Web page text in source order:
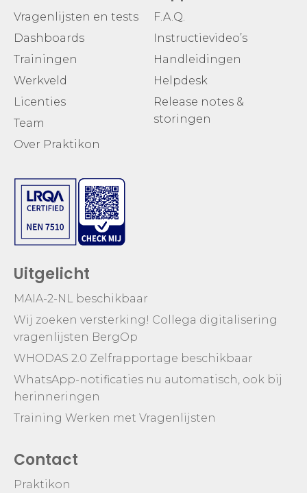
Vragenlijsten en tests
Dashboards
Trainingen
Werkveld
Licenties
Team
Over Praktikon
F.A.Q.
Instructievideo’s
Handleidingen
Helpdesk
Release notes &
storingen
Uitgelicht
MAIA-2-NL beschikbaar
Wij zoeken versterking! Collega digitalisering
vragenlijsten BergOp
WHODAS 2.0 Zelfrapportage beschikbaar
WhatsApp-notificaties nu automatisch, ook bij
herinneringen
Training Werken met Vragenlijsten
Contact
Praktikon